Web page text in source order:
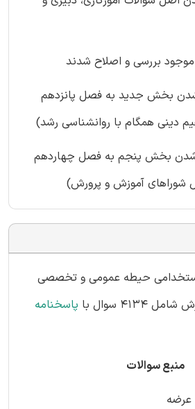
اضافه شدن بخش جدید به فصل پانزدهم
دینی همگام با روانشناسی رشد)
اضافه شدن بخش پنجم به فصل چهاردهم
شوراهای آموزش و پرورش)
حیطه عمومی و تخصصی
سوال با
پاسخنامه
منبع سوالات
عرضه